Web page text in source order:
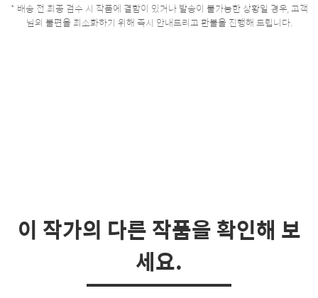
* 배송 전 최종 검수 시 작품에 결함이 있거나 발송이 불가능한 상황일 경우, 고객
님의 불편을 최소화하기 위해 즉시 안내드리고 환불을 진행해 드립니다.
이 작가의 다른 작품을 확인해 보
세요.